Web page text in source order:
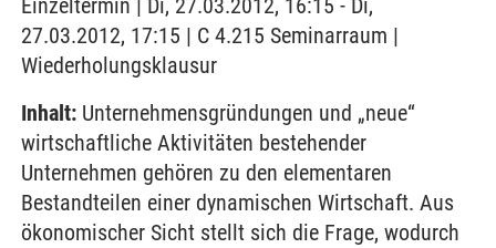
Einzeltermin | Di, 27.03.2012, 16:15 - Di,
27.03.2012, 17:15 | C 4.215 Seminarraum |
Wiederholungsklausur
Inhalt: Unternehmensgründungen und „neue“
wirtschaftliche Aktivitäten bestehender
Unternehmen gehören zu den elementaren
Bestandteilen einer dynamischen Wirtschaft. Aus
ökonomischer Sicht stellt sich die Frage, wodurch